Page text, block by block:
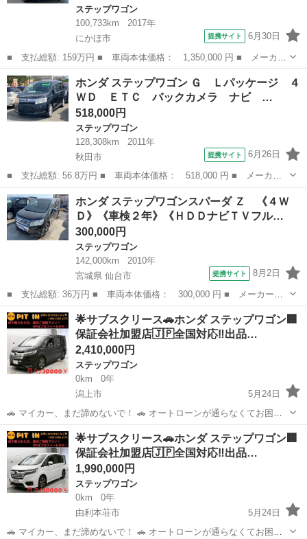
ステップワゴン
100,733km
2017年
にかほ市
提携サイト 6月30日
■ 支払総額: 159万円 ■ 車両本体価格： 1,350,000 円 ■ メーカー
名： ホンダ ■ 車種名： ステップワゴンスパーダ ■ グレード
名： スパーダハイブリッド Ｇ・ＥＸ ホンダセンシング ＣＤ／
ＤＶＤ、ＥＴ...
秋田 にかほ市 ステップワゴン
ホンダ ステップワゴン Ｇ Ｌパッケージ ４
ＷＤ ＥＴＣ バックカメラ ナビ …
518,000円
ステップワゴン
128,308km
2011年
秋田市
提携サイト 6月26日
■ 支払総額: 56.8万円 ■ 車両本体価格： 518,000 円 ■ メーカー
名： ホンダ ■ 車種名： ステップワゴン ■ グレード名： Ｇ
Ｌパッケージ ４ＷＤ ＥＴＣ バックカメラ ナビ ＴＶ 両側電
動スライドド...
秋田 秋田市 ステップワゴン
ホンダ ステップワゴンスパーダ Ｚ 《４Ｗ
Ｄ》《車検２年》《ＨＤＤナビＴＶフル…
300,000円
ステップワゴン
142,000km
2010年
宮城県 仙台市
提携サイト 8月2日
■ 支払総額: 36万円 ■ 車両本体価格： 300,000 円 ■ メーカー
名： ホンダ ■ 車種名： ステップワゴンスパーダ ■ グレード
名： Ｚ 《４ＷＤ》《車検２年》《ＨＤＤナビＴＶフルセグバック
カメラ》ＨＩＤオー...
宮城 仙台市 ステップワゴン
︎🌟サブスクリース🚗ホンダ ステップワゴン🏢
保証会社加盟店🇯🇵全国対応‼️出品…
2,410,000円
ステップワゴン
0km
0年
潟上市
5月24日
🚗 マイカー、まだ諦めないで！ 🚗 オートローンが通らなくてお困り
の方へ。 当店独自の「サブスクリース」で、ご希望のお車に乗りませ
んか？ ​🚘 【車両詳細】 🚘 ■ ホンダ ステップワゴン ■ 年式：平成30年
■ 走行距...
秋田 潟上市 ステップワゴン
︎🌟サブスクリース🚗ホンダ ステップワゴン🏢
保証会社加盟店🇯🇵全国対応‼️出品…
1,990,000円
ステップワゴン
0km
0年
由利本荘市
5月24日
🚗 マイカー、まだ諦めないで！ 🚗 オートローンが通らなくてお困り